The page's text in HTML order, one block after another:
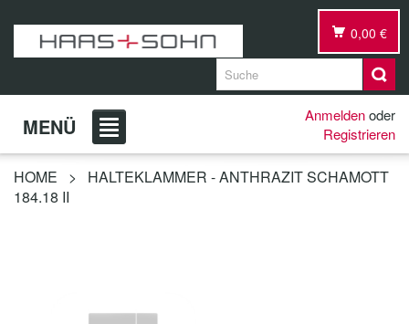
0,00 €
MENÜ Anmeldenoder
Registrieren
HOME >
HALTEKLAMMER - ANTHRAZIT SCHAMOTT
184.18 II